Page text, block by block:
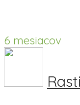
6 mesiacov